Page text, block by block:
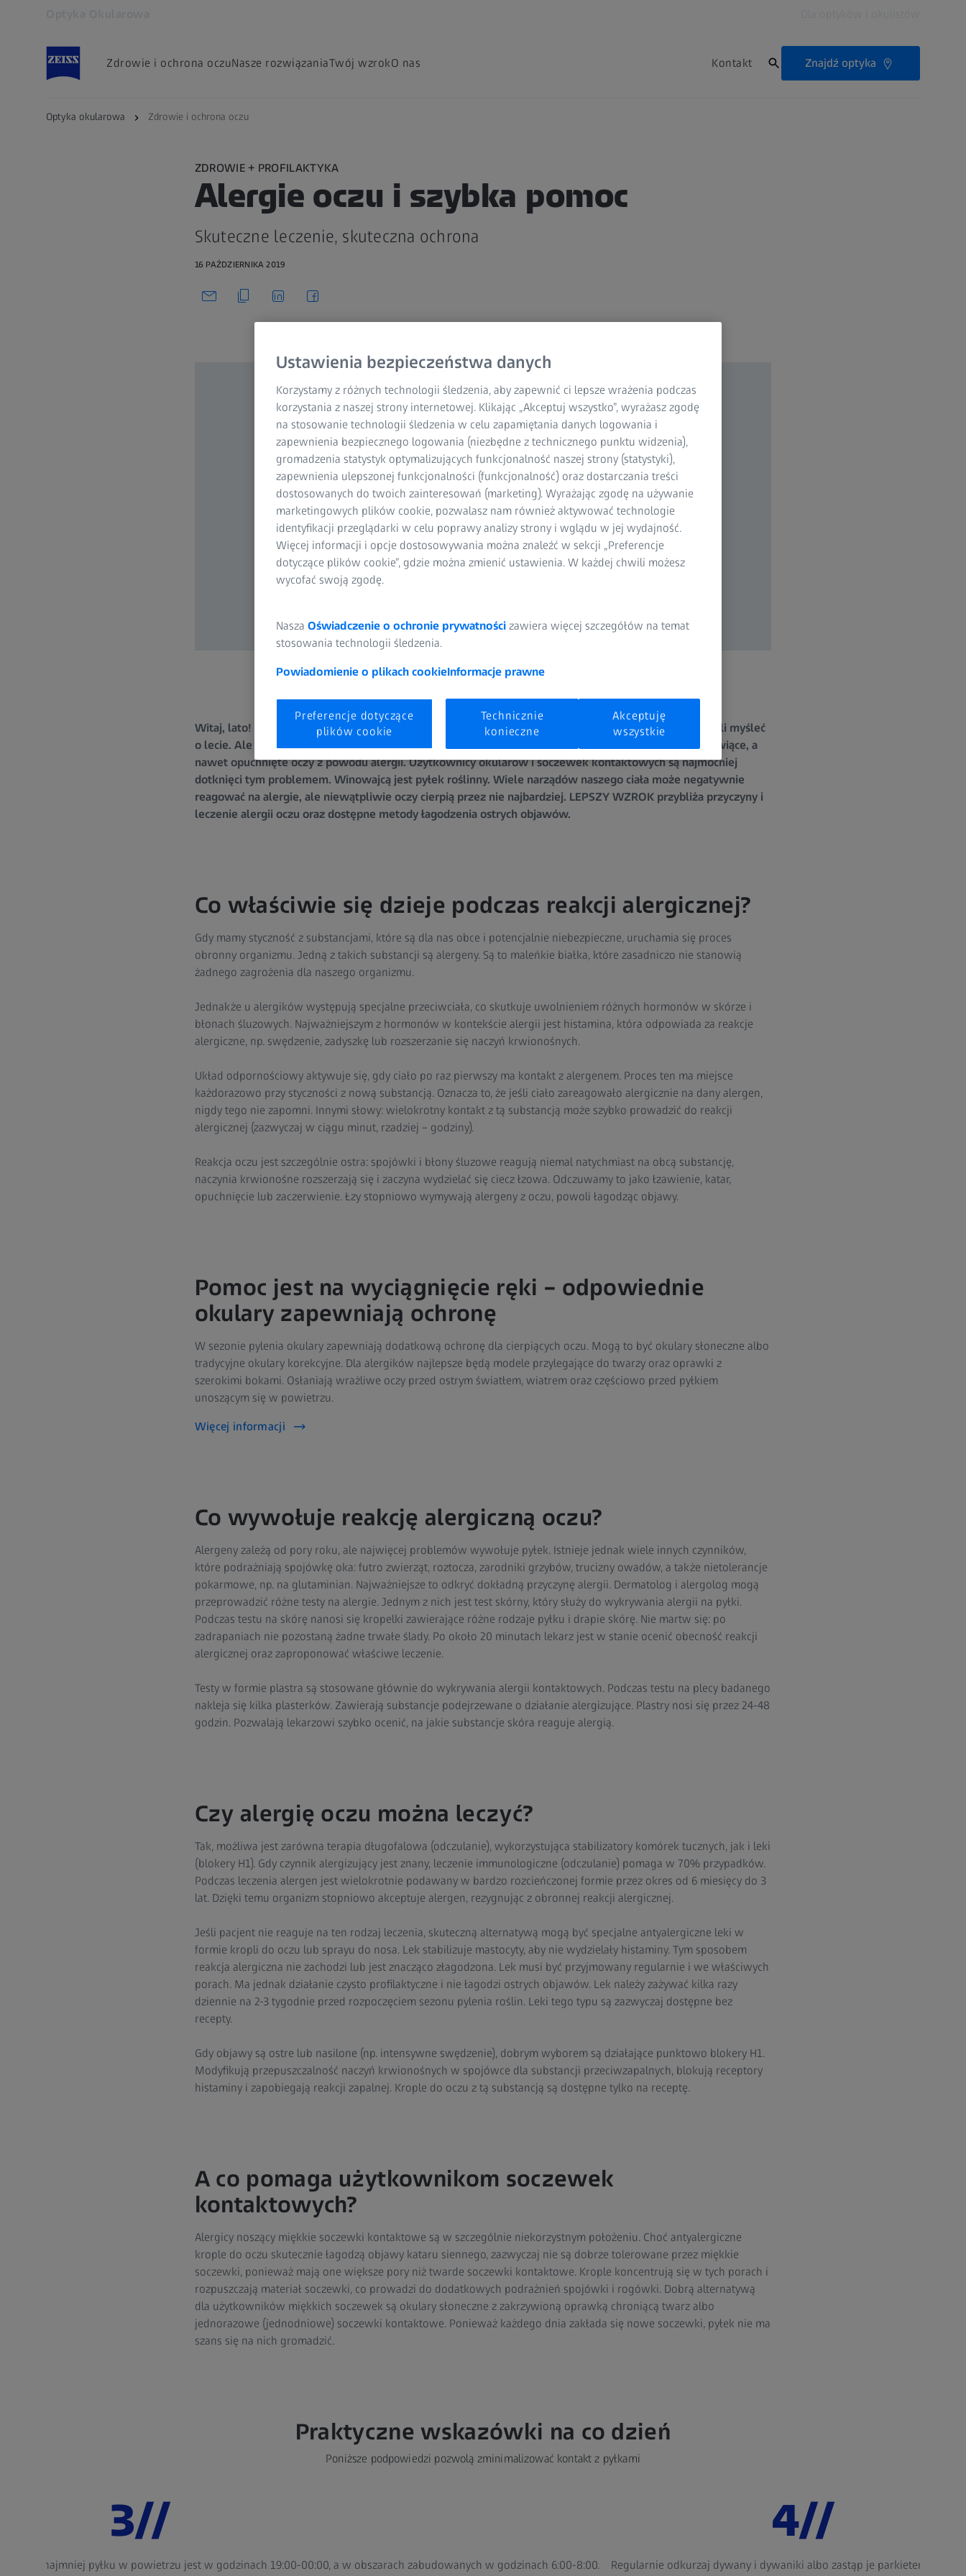
Zdrowie i ochrona oczuNasze rozwiązaniaTwój wzrokO nas Kontakt Znajdź optyka
Optyka okularowa Zdrowie i ochrona oczu
ZDROWIE + PROFILAKTYKA
Alergie oczu i szybka pomoc
Skuteczne leczenie, skuteczna ochrona
16 PAŹDZIERNIKA 2019
Witaj, lato! Witaj, alergio! Wystarczy kilka słonecznych, wiosennych dni, abyśmy z utęsknieniem zaczęli myśleć
o lecie. Ale niektórzy z nas mają zgoła inne skojarzenia z tą porą roku: zaczerwienione, swędzące, łzawiące, a
nawet opuchnięte oczy z powodu alergii. Użytkownicy okularów i soczewek kontaktowych są najmocniej
dotknięci tym problemem. Winowajcą jest pyłek roślinny. Wiele narządów naszego ciała może negatywnie
reagować na alergie, ale niewątpliwie oczy cierpią przez nie najbardziej. LEPSZY WZROK przybliża przyczyny i
leczenie alergii oczu oraz dostępne metody łagodzenia ostrych objawów.
Co właściwie się dzieje podczas reakcji alergicznej?
Gdy mamy styczność z substancjami, które są dla nas obce i potencjalnie niebezpieczne, uruchamia się proces
obronny organizmu. Jedną z takich substancji są alergeny. Są to maleńkie białka, które zasadniczo nie stanowią
żadnego zagrożenia dla naszego organizmu.
Jednakże u alergików występują specjalne przeciwciała, co skutkuje uwolnieniem różnych hormonów w skórze i
błonach śluzowych. Najważniejszym z hormonów w kontekście alergii jest histamina, która odpowiada za reakcje
alergiczne, np. swędzenie, zadyszkę lub rozszerzanie się naczyń krwionośnych.
Układ odpornościowy aktywuje się, gdy ciało po raz pierwszy ma kontakt z alergenem. Proces ten ma miejsce
każdorazowo przy styczności z nową substancją. Oznacza to, że jeśli ciało zareagowało alergicznie na dany alergen,
nigdy tego nie zapomni. Innymi słowy: wielokrotny kontakt z tą substancją może szybko prowadzić do reakcji
alergicznej (zazwyczaj w ciągu minut, rzadziej – godziny).
Reakcja oczu jest szczególnie ostra: spojówki i błony śluzowe reagują niemal natychmiast na obcą substancję,
naczynia krwionośne rozszerzają się i zaczyna wydzielać się ciecz łzowa. Odczuwamy to jako łzawienie, katar,
opuchnięcie lub zaczerwienie. Łzy stopniowo wymywają alergeny z oczu, powoli łagodząc objawy.
Pomoc jest na wyciągnięcie ręki – odpowiednie
okulary zapewniają ochronę
W sezonie pylenia okulary zapewniają dodatkową ochronę dla cierpiących oczu. Mogą to być okulary słoneczne albo
tradycyjne okulary korekcyjne. Dla alergików najlepsze będą modele przylegające do twarzy oraz oprawki z
szerokimi bokami. Osłaniają wrażliwe oczy przed ostrym światłem, wiatrem oraz częściowo przed pyłkiem
unoszącym się w powietrzu.
Więcej informacji
Co wywołuje reakcję alergiczną oczu?
Alergeny zależą od pory roku, ale najwięcej problemów wywołuje pyłek. Istnieje jednak wiele innych czynników,
które podrażniają spojówkę oka: futro zwierząt, roztocza, zarodniki grzybów, trucizny owadów, a także nietolerancje
pokarmowe, np. na glutaminian. Najważniejsze to odkryć dokładną przyczynę alergii. Dermatolog i alergolog mogą
przeprowadzić różne testy na alergie. Jednym z nich jest test skórny, który służy do wykrywania alergii na pyłki.
Podczas testu na skórę nanosi się kropelki zawierające różne rodzaje pyłku i drapie skórę. Nie martw się: po
zadrapaniach nie pozostaną żadne trwałe ślady. Po około 20 minutach lekarz jest w stanie ocenić obecność reakcji
alergicznej oraz zaproponować właściwe leczenie.
Testy w formie plastra są stosowane głównie do wykrywania alergii kontaktowych. Podczas testu na plecy badanego
nakleja się kilka plasterków. Zawierają substancje podejrzewane o działanie alergizujące. Plastry nosi się przez 24-48
godzin. Pozwalają lekarzowi szybko ocenić, na jakie substancje skóra reaguje alergią.
Czy alergię oczu można leczyć?
Tak, możliwa jest zarówna terapia długofalowa (odczulanie), wykorzystująca stabilizatory komórek tucznych, jak i leki
(blokery H1). Gdy czynnik alergizujący jest znany, leczenie immunologiczne (odczulanie) pomaga w 70% przypadków.
Podczas leczenia alergen jest wielokrotnie podawany w bardzo rozcieńczonej formie przez okres od 6 miesięcy do 3
lat. Dzięki temu organizm stopniowo akceptuje alergen, rezygnując z obronnej reakcji alergicznej.
Jeśli pacjent nie reaguje na ten rodzaj leczenia, skuteczną alternatywą mogą być specjalne antyalergiczne leki w
formie kropli do oczu lub sprayu do nosa. Lek stabilizuje mastocyty, aby nie wydzielały histaminy. Tym sposobem
reakcja alergiczna nie zachodzi lub jest znacząco złagodzona. Lek musi być przyjmowany regularnie i we właściwych
porach. Ma jednak działanie czysto profilaktyczne i nie łagodzi ostrych objawów. Lek należy zażywać kilka razy
dziennie na 2-3 tygodnie przed rozpoczęciem sezonu pylenia roślin. Leki tego typu są zazwyczaj dostępne bez
recepty.
Gdy objawy są ostre lub nasilone (np. intensywne swędzenie), dobrym wyborem są działające punktowo blokery H1.
Modyfikują przepuszczalność naczyń krwionośnych w spojówce dla substancji przeciwzapalnych, blokują receptory
histaminy i zapobiegają reakcji zapalnej. Krople do oczu z tą substancją są dostępne tylko na receptę.
A co pomaga użytkownikom soczewek
kontaktowych?
Alergicy noszący miękkie soczewki kontaktowe są w szczególnie niekorzystnym położeniu. Choć antyalergiczne
krople do oczu skutecznie łagodzą objawy kataru siennego, zazwyczaj nie są dobrze tolerowane przez miękkie
soczewki, ponieważ mają one większe pory niż twarde soczewki kontaktowe. Krople koncentrują się w tych porach i
rozpuszczają materiał soczewki, co prowadzi do dodatkowych podrażnień spojówki i rogówki. Dobrą alternatywą
dla użytkowników miękkich soczewek są okulary słoneczne z zakrzywioną oprawką chroniącą twarz albo
jednorazowe (jednodniowe) soczewki kontaktowe. Ponieważ każdego dnia zakłada się nowe soczewki, pyłek nie ma
szans się na nich gromadzić.
Praktyczne wskazówki na co dzień
Poniższe podpowiedzi pozwolą zminimalizować kontakt z pyłkami
3//
wsi najmniej pyłku w powietrzu jest w godzinach 19:00-00:00, a w obszarach zabudowanych w godzinach 6:00-8:00.
4//
Regularnie odkurzaj dywany i dywaniki albo zastąp je parkietem lub
Ustawienia bezpieczeństwa danych
Korzystamy z różnych technologii śledzenia, aby zapewnić ci lepsze wrażenia podczas
korzystania z naszej strony internetowej. Klikając „Akceptuj wszystko”, wyrażasz zgodę
na stosowanie technologii śledzenia w celu zapamiętania danych logowania i
zapewnienia bezpiecznego logowania (niezbędne z technicznego punktu widzenia),
gromadzenia statystyk optymalizujących funkcjonalność naszej strony (statystyki),
zapewnienia ulepszonej funkcjonalności (funkcjonalność) oraz dostarczania treści
dostosowanych do twoich zainteresowań (marketing). Wyrażając zgodę na używanie
marketingowych plików cookie, pozwalasz nam również aktywować technologie
identyfikacji przeglądarki w celu poprawy analizy strony i wglądu w jej wydajność.
Więcej informacji i opcje dostosowywania można znaleźć w sekcji „Preferencje
dotyczące plików cookie”, gdzie można zmienić ustawienia. W każdej chwili możesz
wycofać swoją zgodę.
Nasza Oświadczenie o ochronie prywatności zawiera więcej szczegółów na temat
stosowania technologii śledzenia.
Powiadomienie o plikach cookieInformacje prawne
Preferencje dotyczące
plików cookie
Technicznie
konieczne
Akceptuję
wszystkie